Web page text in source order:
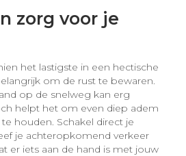
zorg voor je
het lastigste in een hectische
om de rust te bewaren.
op de snelweg kan erg
helpt het om even diep adem
houden. Schakel direct je
je achteropkomend verkeer
er iets aan de hand is met jouw